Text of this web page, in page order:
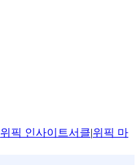
위픽 인사이트서클|위픽 마